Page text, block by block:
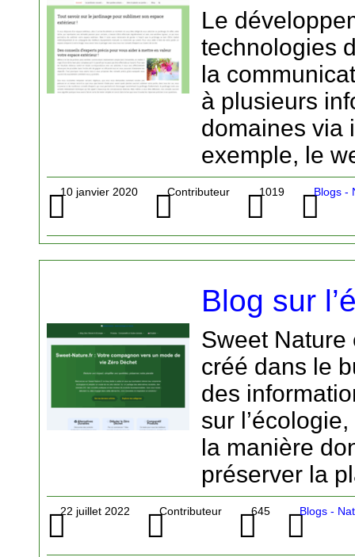
Le
technologies
la
à plusieurs
domaines via
exemple, le
10 janvier 2020 Contributeur 1019 Blogs -
Blog sur
Sweet Nature
créé dans le
des
sur
la manière
préserver la
22 juillet 2022 Contributeur 645 Blogs -